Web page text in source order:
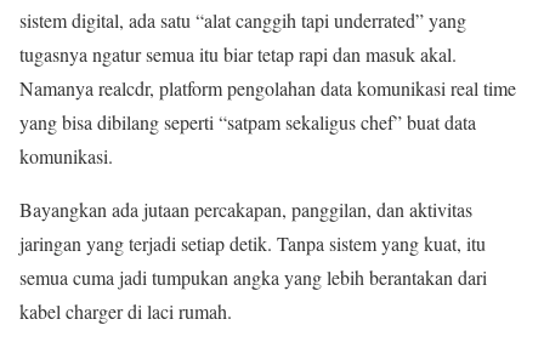
sistem digital, ada satu “alat canggih tapi underrated” yang
tugasnya ngatur semua itu biar tetap rapi dan masuk akal.
Namanya realcdr, platform pengolahan data komunikasi real time
yang bisa dibilang seperti “satpam sekaligus chef” buat data
komunikasi.
Bayangkan ada jutaan percakapan, panggilan, dan aktivitas
jaringan yang terjadi setiap detik. Tanpa sistem yang kuat, itu
semua cuma jadi tumpukan angka yang lebih berantakan dari
kabel charger di laci rumah.